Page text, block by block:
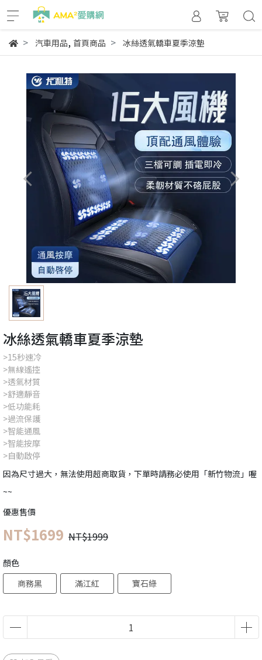
汽車用品, 首頁商品 冰絲透氣轎車夏季涼墊
冰絲透氣轎車夏季涼墊
>15秒速冷
>無線遙控
>透氣材質
>舒適靜音
>低功能耗
>過流保護
>智能通風
>智能按摩
>自動啟停
因為尺寸過大，無法使用超商取貨，下單時請務必使用「新竹物流」喔
~~
優惠售價
NT$1699 NT$1999
顏色
商務黑
滿江紅 寶石綠